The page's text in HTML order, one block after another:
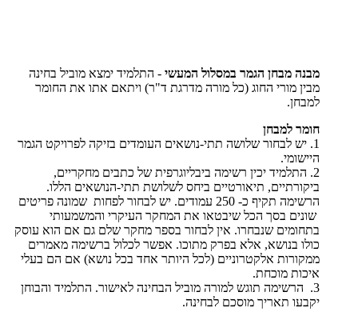
מבנה מבחן הגמר במסלול המעשי - התלמיד ימצא מוביל בחינה
מבין מורי החוג (כל מורה מדרגת ד"ר) ויתאם אתו את החומר
למבחן.
חומר למבחן
1. יש לבחור שלושה תתי-נושאים העומדים בזיקה לפרויקט הגמר
היישומי.
2. התלמיד יכין רשימה ביבליוגרפית של כתבים מחקריים,
ביקורתיים, תיאורטיים ביחס לשלושת תתי-הנושאים הללו.
הרשימה תקיף כ- 250 עמודים. יש לבחור לפחות שמונה פריטים
שונים בסך הכל שיבטאו את המחקר העיקרי והמשמעותי
בתחומים שנבחרו. אין לבחור בספר מחקר שלם גם אם הוא עוסק
כולו בנושא, אלא בפרק מתוכו. אפשר לכלול ברשימה מאמרים
ממקורות אלקטרוניים (לכל היותר אחד בכל נושא) אם הם בעלי
איכות מוכחת.
3. הרשימה תוגש למורה מוביל הבחינה לאישור. התלמיד והבוחן
יקבעו תאריך מוסכם לבחינה.